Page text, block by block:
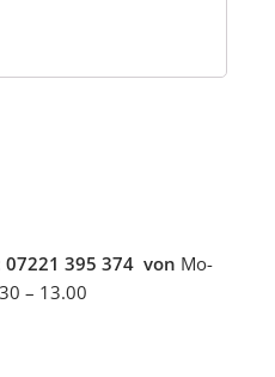
07221 395 374 von Mo-
– 13.00